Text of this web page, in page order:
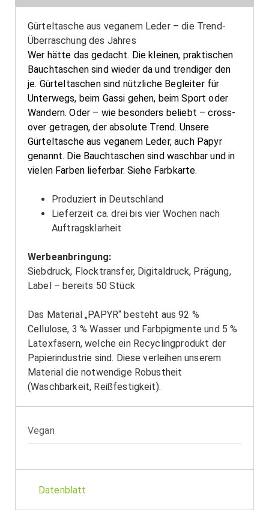
Gürteltasche aus veganem Leder – die Trend-
Überraschung des Jahres
Wer hätte das gedacht. Die kleinen, praktischen
Bauchtaschen sind wieder da und trendiger den
je. Gürteltaschen sind nützliche Begleiter für
Unterwegs, beim Gassi gehen, beim Sport oder
Wandern. Oder – wie besonders beliebt – cross-
over getragen, der absolute Trend. Unsere
Gürteltasche aus veganem Leder, auch Papyr
genannt. Die Bauchtaschen sind waschbar und in
vielen Farben lieferbar. Siehe Farbkarte.
Produziert in Deutschland
Lieferzeit ca. drei bis vier Wochen nach
Auftragsklarheit
Werbeanbringung:
Siebdruck, Flocktransfer, Digitaldruck, Prägung,
Label – bereits 50 Stück
Das Material „PAPYR“ besteht aus 92 %
Cellulose, 3 % Wasser und Farbpigmente und 5 %
Latexfasern, welche ein Recyclingprodukt der
Papierindustrie sind. Diese verleihen unserem
Material die notwendige Robustheit
(Waschbarkeit, Reißfestigkeit).
Vegan
Datenblatt